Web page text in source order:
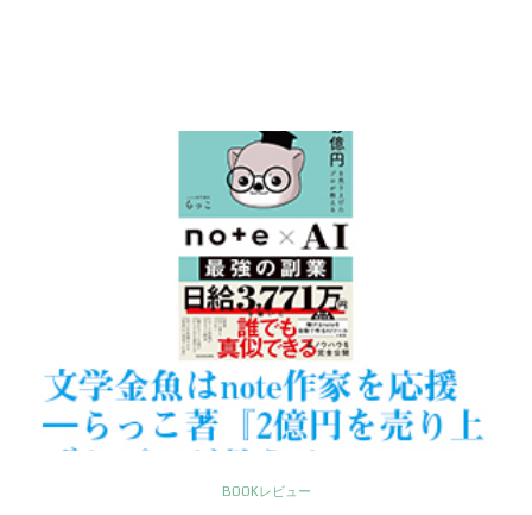
BOOKレビュー